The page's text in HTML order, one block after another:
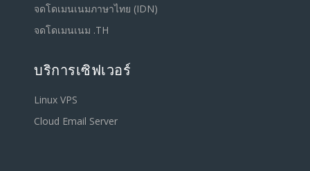
จดโดเมนเนมภาษาไทย (IDN)
จดโดเมนเนม .TH
บริการเซิฟเวอร์
Linux VPS
Cloud Email Server